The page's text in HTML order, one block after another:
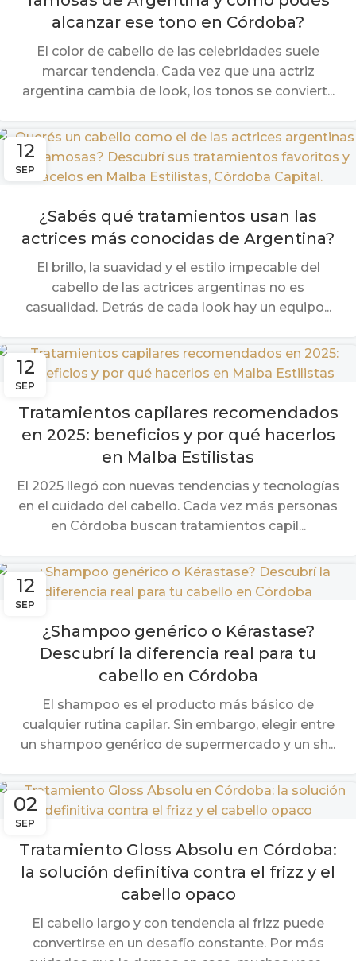
alcanzar ese tono en Córdoba?
El color de cabello de las celebridades suele
marcar tendencia. Cada vez que una actriz
argentina cambia de look, los tonos se conviert...
12
SEP
¿Sabés qué tratamientos usan las
actrices más conocidas de Argentina?
El brillo, la suavidad y el estilo impecable del
cabello de las actrices argentinas no es
casualidad. Detrás de cada look hay un equipo...
12
SEP
Tratamientos capilares recomendados
en 2025: beneficios y por qué hacerlos
en Malba Estilistas
El 2025 llegó con nuevas tendencias y tecnologías
en el cuidado del cabello. Cada vez más personas
en Córdoba buscan tratamientos capil...
12
SEP
¿Shampoo genérico o Kérastase?
Descubrí la diferencia real para tu
cabello en Córdoba
El shampoo es el producto más básico de
cualquier rutina capilar. Sin embargo, elegir entre
un shampoo genérico de supermercado y un sh...
02
SEP
Tratamiento Gloss Absolu en Córdoba:
la solución definitiva contra el frizz y el
cabello opaco
El cabello largo y con tendencia al frizz puede
convertirse en un desafío constante. Por más